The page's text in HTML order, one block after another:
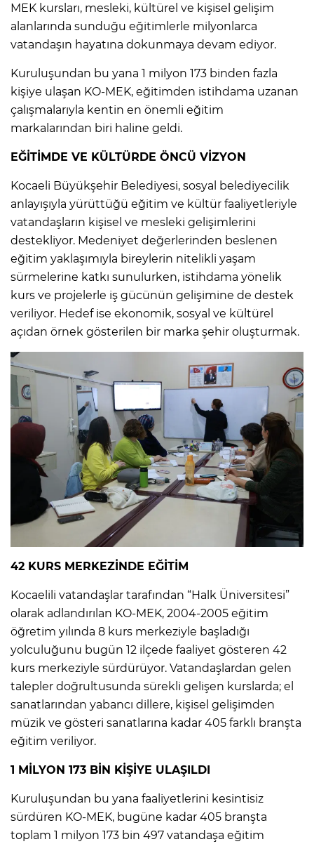
MEK kursları, mesleki, kültürel ve kişisel gelişim
alanlarında sunduğu eğitimlerle milyonlarca
vatandaşın hayatına dokunmaya devam ediyor.
Kuruluşundan bu yana 1 milyon 173 binden fazla
kişiye ulaşan KO-MEK, eğitimden istihdama uzanan
çalışmalarıyla kentin en önemli eğitim
markalarından biri haline geldi.
EĞİTİMDE VE KÜLTÜRDE ÖNCÜ VİZYON
Kocaeli Büyükşehir Belediyesi, sosyal belediyecilik
anlayışıyla yürüttüğü eğitim ve kültür faaliyetleriyle
vatandaşların kişisel ve mesleki gelişimlerini
destekliyor. Medeniyet değerlerinden beslenen
eğitim yaklaşımıyla bireylerin nitelikli yaşam
sürmelerine katkı sunulurken, istihdama yönelik
kurs ve projelerle iş gücünün gelişimine de destek
veriliyor. Hedef ise ekonomik, sosyal ve kültürel
açıdan örnek gösterilen bir marka şehir oluşturmak.
42 KURS MERKEZİNDE EĞİTİM
Kocaelili vatandaşlar tarafından “Halk Üniversitesi”
olarak adlandırılan KO-MEK, 2004-2005 eğitim
öğretim yılında 8 kurs merkeziyle başladığı
yolculuğunu bugün 12 ilçede faaliyet gösteren 42
kurs merkeziyle sürdürüyor. Vatandaşlardan gelen
talepler doğrultusunda sürekli gelişen kurslarda; el
sanatlarından yabancı dillere, kişisel gelişimden
müzik ve gösteri sanatlarına kadar 405 farklı branşta
eğitim veriliyor.
1 MİLYON 173 BİN KİŞİYE ULAŞILDI
Kuruluşundan bu yana faaliyetlerini kesintisiz
sürdüren KO-MEK, bugüne kadar 405 branşta
toplam 1 milyon 173 bin 497 vatandaşa eğitim